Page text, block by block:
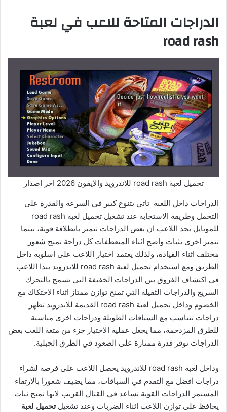
الدراجات المتاحة للاعب في لعبة
road rash
تحميل لعبة road rash للاندرويد والايفون 2026 اخر اصدار
الدراجات داخل اللعبة تاتي بتنوع كبير في السرعة والقدرة على
التحمل وطريقة الاستجابة عند تشغيل تحميل لعبة road rash
للموبايل يجد اللاعب ان بعض الدراجات تتميز بانطلاقة قوية، بينما
تتميز اخرى بثبات واضح اثناء المنعطفات كل دراجة تمنح شعور
مختلف اثناء القيادة، ولذلك يعتمد اختيار اللاعب على اسلوبه داخل
الطريق ومع استخدام تحميل لعبة road rash للاندرويد يبدا اللاعب
في اكتشاف الفروق بين الدراجات الخفيفة التي تسمح بالتحرك
السريع والدراجات الثقيلة التي تمنح توازن ممتاز اثناء الاحتكاك مع
الخصوم وداخل تحميل لعبة road rash القديمة للاندرويد تظهر
دراجات تتناسب مع السباقات الطويلة ودراجات اخرى مناسبة
للطرق المزدحمة، مما يجعل عملية الاختيار جزء من متعة اللعب بعض
الدراجات توفر قدرة ممتازة على الصعود في الطرق الجبلية.
وداخل لعبة road rash للاندرويد يحصل اللاعب على فرصة لشراء
دراجات افضل مع التقدم في السباقات، مما يضيف شعورا بالارتقاء
المستمر الدراجات القوية تساعد في القتال القريب لانها تمنح ثبات
يحافظ على توازن اللاعب اثناء الضربات وعند تشغيلتحميل لعبة